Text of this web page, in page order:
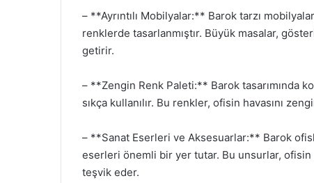
– **Ayrıntılı Mobilyalar:** Barok tarzı
renklerde tasarlanmıştır. Büyük masalar,
getirir.
– **Zengin Renk Paleti:** Barok tasarımında
sıkça kullanılır. Bu renkler, ofisin havasını
– **Sanat Eserleri ve Aksesuarlar:** Barok
eserleri önemli bir yer tutar. Bu unsurlar, ofisin
teşvik eder.